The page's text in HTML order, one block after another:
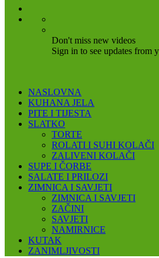
Don't miss new videos
Sign in to see updates from
NASLOVNA
KUHANA JELA
PITE I TIJESTA
SLATKO
TORTE
ROLATI I SUHI KOLAČI
ZALIVENI KOLAČI
SUPE I ČORBE
SALATE I PRILOZI
ZIMNICA I SAVJETI
ZIMNICA I SAVJETI
ZAČINI
SAVJETI
NAMIRNICE
KUTAK
ZANIMLJIVOSTI